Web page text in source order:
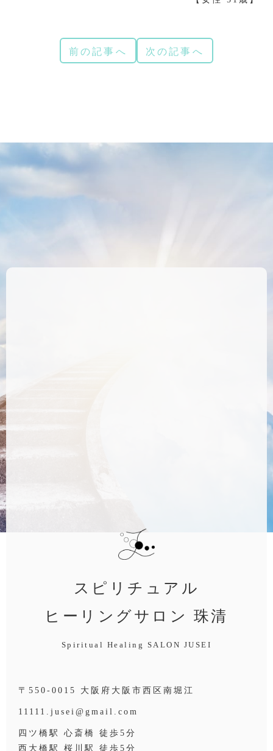
前の記事へ 次の記事へ
スピリチュアル
ヒーリングサロン 珠清
Spiritual Healing SALON JUSEI
〒550-0015 大阪府大阪市西区南堀江
11111.jusei@gmail.com
四ツ橋駅 心斎橋 徒歩5分
西大橋駅 桜川駅 徒歩5分